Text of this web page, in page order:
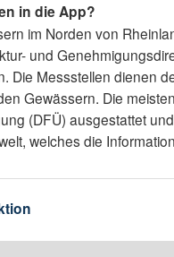
in die App?
im Norden von
und
Die Messstellen dienen
Gewässern. Die
(DFÜ) ausgestattet
welches die